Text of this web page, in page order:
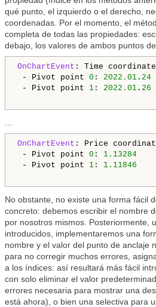
qué punto, el izquierdo o el derecho,
coordenadas. Por el momento, el
completa de todas las propiedades:
debajo, los valores de ambos puntos
OnChartEvent : Time
- Pivot point 0 : 2022.01 . 24
- Pivot point 1 : 2022.01 . 26
OnChartEvent : Price
- Pivot point 0 : 1.13284
- Pivot point 1 : 1.11846
No obstante, no existe una forma fácil
concreto: debemos escribir el nombre
por nosotros mismos. Posteriormente,
introducidos, implementaremos una
nombre y el valor del punto de anclaje
para no corregir muchos errores,
a los índices: así resultará más fácil
con solo eliminar el valor
errores necesaria para mostrar una
está ahora), o bien una selectiva para